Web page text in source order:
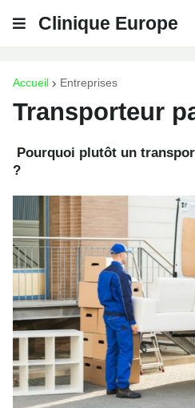
Clinique Europe
Accueil Entreprises
Transporteur
Pourquoi plutôt un
?